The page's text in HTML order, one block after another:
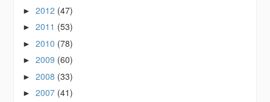
►2012 (47)
►2011 (53)
►2010 (78)
►2009 (60)
►2008 (33)
►2007 (41)